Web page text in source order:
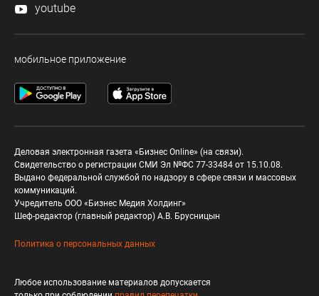
youtube
мобильное приложение
Деловая электронная газета «Бизнес Online» (на связи).
Свидетельство о регистрации СМИ Эл №ФС 77-33484 от 15.10.08.
Выдано федеральной службой по надзору в сфере связи и массовых
коммуникаций.
Учредитель ООО «Бизнес Медия Холдинг»
Шеф-редактор (главный редактор) А.В. Брусницын
Политика о персональных данных
Любое использование материалов допускается